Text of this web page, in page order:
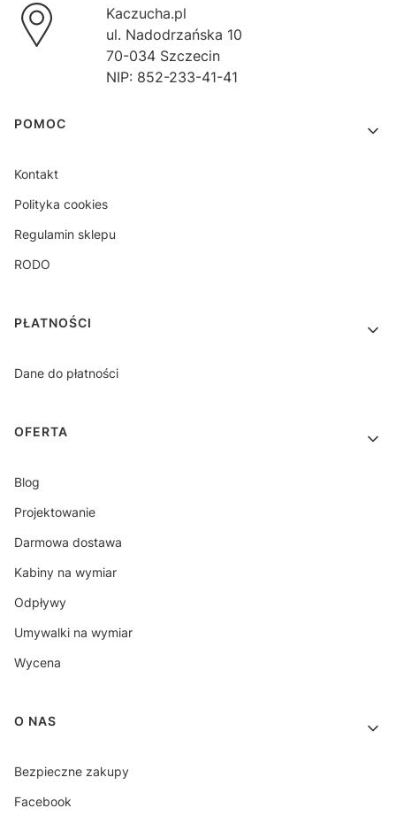
Kaczucha.pl
ul. Nadodrzańska 10
70-034 Szczecin
NIP: 852-233-41-41
Linki w stopce
POMOC
Kontakt
Polityka cookies
Regulamin sklepu
RODO
PŁATNOŚCI
Dane do płatności
OFERTA
Blog
Projektowanie
Darmowa dostawa
Kabiny na wymiar
Odpływy
Umywalki na wymiar
Wycena
O NAS
Bezpieczne zakupy
Facebook